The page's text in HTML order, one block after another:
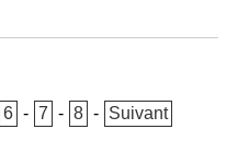
6 - 7 - 8 - Suivant